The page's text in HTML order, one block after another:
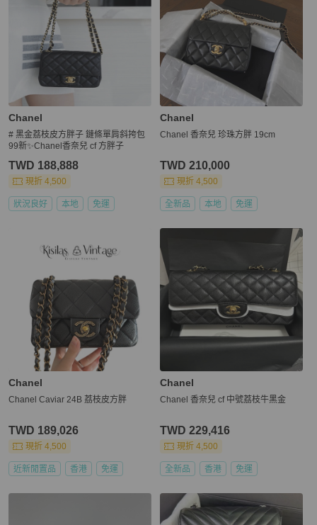
Chanel
# 黑金荔枝皮方胖子 鏈條單肩斜挎包
99新✨Chanel香奈兒 cf 方胖子
TWD 188,888
現折 4,500
狀況良好 本地 免運
Chanel
Chanel 香奈兒 珍珠方胖 19cm
TWD 210,000
現折 4,500
全新品 本地 免運
Chanel
Chanel Caviar 24B 荔枝皮方胖
TWD 189,026
現折 4,500
近新閒置品 香港 免運
Chanel
Chanel 香奈兒 cf 中號荔枝牛黑金
TWD 229,416
現折 4,500
全新品 香港 免運